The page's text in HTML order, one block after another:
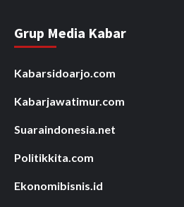
Grup Media Kabar
Kabarsidoarjo.com
Kabarjawatimur.com
Suaraindonesia.net
Politikkita.com
Ekonomibisnis.id